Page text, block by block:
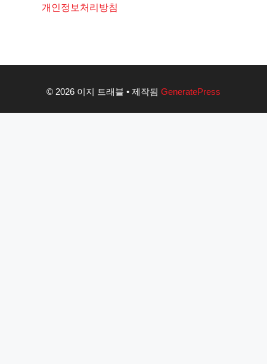
개인정보처리방침
© 2026 이지 트래블 • 제작됨 GeneratePress